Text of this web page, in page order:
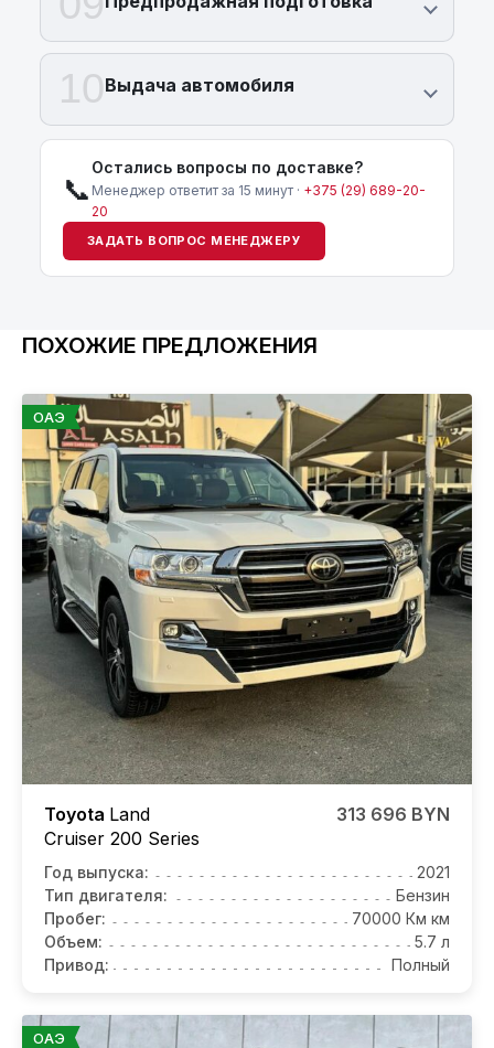
10Выдача автомобиля
📞
Остались вопросы по доставке?
Менеджер ответит за 15 минут · +375 (29) 689-20-
20
ЗАДАТЬ ВОПРОС МЕНЕДЖЕРУ
ПОХОЖИЕ ПРЕДЛОЖЕНИЯ
ОАЭ
Toyota Land
Cruiser 200 Series
313 696 BYN
Год выпуска:
2021
Тип двигателя:
Бензин
Пробег:
70000 Км км
Объем:
5.7 л
Привод:
Полный
ОАЭ